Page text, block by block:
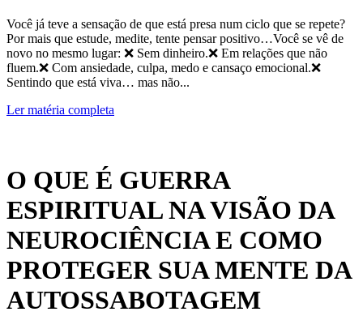
Você já teve a sensação de que está presa num ciclo que se repete?
Por mais que estude, medite, tente pensar positivo…Você se vê de
novo no mesmo lugar: ❌ Sem dinheiro.❌ Em relações que não
fluem.❌ Com ansiedade, culpa, medo e cansaço emocional.❌
Sentindo que está viva… mas não...
Ler matéria completa
O QUE É GUERRA
ESPIRITUAL NA VISÃO DA
NEUROCIÊNCIA E COMO
PROTEGER SUA MENTE DA
AUTOSSABOTAGEM